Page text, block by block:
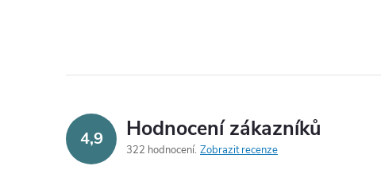
4,9 Hodnocení zákazníků
322 hodnocení Zobrazit recenze